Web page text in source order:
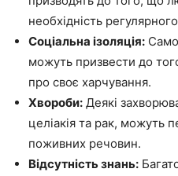
необхідність
Соціальна ізоляція:
можуть призвести до
про своє харчування.
Хвороби: Деякі
целіакія та рак, можуть
поживних речовин.
Відсутність знань: